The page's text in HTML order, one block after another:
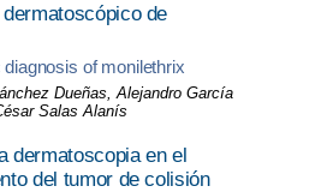
de
of monilethrix
Dueñas, Alejandro García
Salas Alanís
dermatoscopia en el
del tumor de colisión